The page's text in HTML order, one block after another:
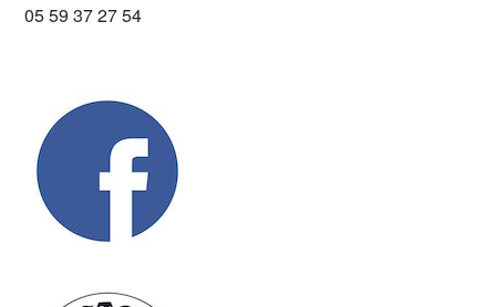
05 59 37 27 54